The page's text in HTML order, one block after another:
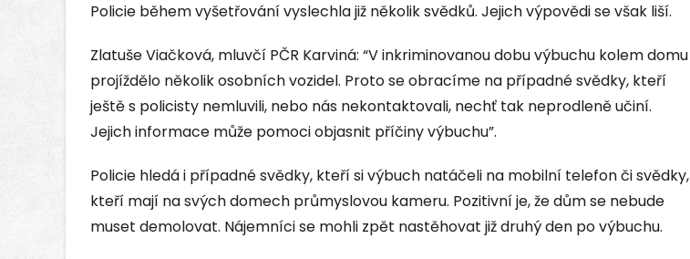
Policie během vyšetřování vyslechla již několik svědků. Jejich výpovědi se však liší.
Zlatuše Viačková, mluvčí PČR Karviná: “V inkriminovanou dobu výbuchu kolem domu
projíždělo několik osobních vozidel. Proto se obracíme na případné svědky, kteří
ještě s policisty nemluvili, nebo nás nekontaktovali, nechť tak neprodleně učiní.
Jejich informace může pomoci objasnit příčiny výbuchu”.
Policie hledá i případné svědky, kteří si výbuch natáčeli na mobilní telefon či svědky,
kteří mají na svých domech průmyslovou kameru. Pozitivní je, že dům se nebude
muset demolovat. Nájemníci se mohli zpět nastěhovat již druhý den po výbuchu.